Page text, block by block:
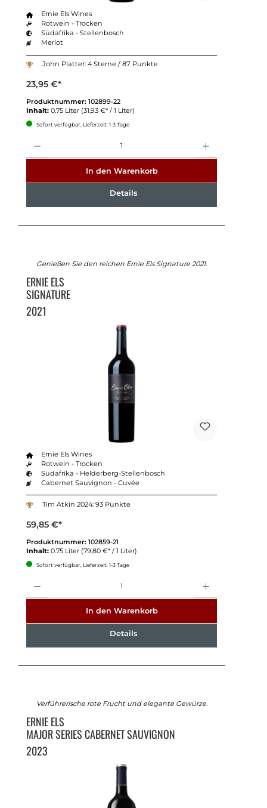
Ernie Els Wines
Rotwein - Trocken
Südafrika - Stellenbosch
Merlot
John Platter: 4 Sterne / 87 Punkte
23,95 €*
Produktnummer: 102899-22
Inhalt: 0.75 Liter (31,93 €* / 1 Liter)
Sofort verfügbar, Lieferzeit: 1-3 Tage
In den Warenkorb
Details
Genießen Sie den reichen Ernie Els Signature 2021.
ERNIE ELS
SIGNATURE
2021
Ernie Els Wines
Rotwein - Trocken
Südafrika - Helderberg-Stellenbosch
Cabernet Sauvignon - Cuvée
Tim Atkin 2024: 93 Punkte
59,85 €*
Produktnummer: 102859-21
Inhalt: 0.75 Liter (79,80 €* / 1 Liter)
Sofort verfügbar, Lieferzeit: 1-3 Tage
In den Warenkorb
Details
Verführerische rote Frucht und elegante Gewürze.
ERNIE ELS
MAJOR SERIES CABERNET SAUVIGNON
2023